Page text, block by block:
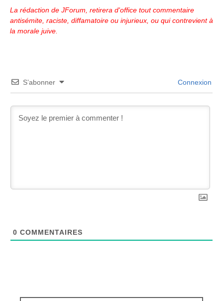
La rédaction de JForum, retirera d'office tout commentaire
antisémite, raciste, diffamatoire ou injurieux, ou qui contrevient à
la morale juive.
S’abonner Connexion
0 COMMENTAIRES